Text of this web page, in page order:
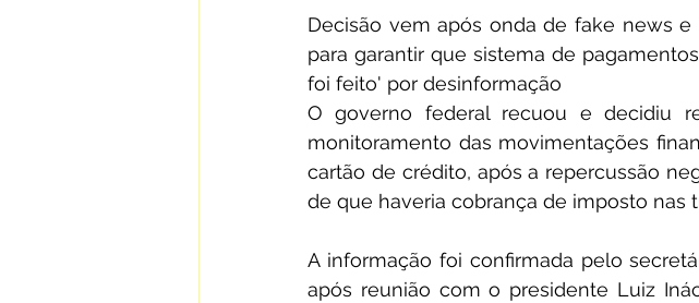
Decisão vem após onda de fake news
para garantir que sistema de
foi feito' por desinformação
O governo federal recuou e decidiu
monitoramento das movimentações
cartão de crédito, após a repercussão
de que haveria cobrança de imposto nas
A informação foi confirmada pelo
após reunião com o presidente Luiz